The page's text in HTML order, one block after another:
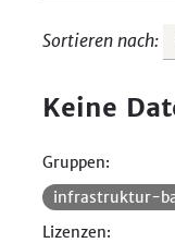
Sortieren nach
Keine
Gruppen:
infrastruktur-
Lizenzen: